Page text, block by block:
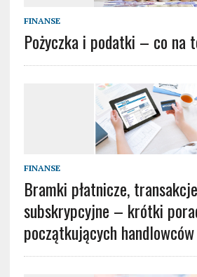
FINANSE
Pożyczka i podatki – co na
FINANSE
Bramki płatnicze,
subskrypcyjne – krótki
początkujących handlowców